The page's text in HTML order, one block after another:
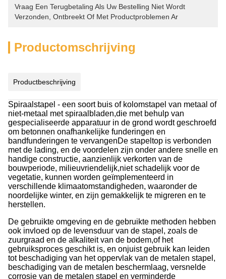
Vraag Een Terugbetaling Als Uw Bestelling Niet Wordt
Verzonden, Ontbreekt Of Met Productproblemen Ar
Productomschrijving
Productbeschrijving
Spiraalstapel - een soort buis of kolomstapel van metaal of
niet-metaal met spiraalbladen,die met behulp van
gespecialiseerde apparatuur in de grond wordt geschroefd
om betonnen onafhankelijke funderingen en
bandfunderingen te vervangenDe stapeltop is verbonden
met de lading, en de voordelen zijn onder andere snelle en
handige constructie, aanzienlijk verkorten van de
bouwperiode, milieuvriendelijk,niet schadelijk voor de
vegetatie, kunnen worden geïmplementeerd in
verschillende klimaatomstandigheden, waaronder de
noordelijke winter, en zijn gemakkelijk te migreren en te
herstellen.
De gebruikte omgeving en de gebruikte methoden hebben
ook invloed op de levensduur van de stapel, zoals de
zuurgraad en de alkaliteit van de bodem,of het
gebruiksproces geschikt is, en onjuist gebruik kan leiden
tot beschadiging van het oppervlak van de metalen stapel,
beschadiging van de metalen beschermlaag, versnelde
corrosie van de metalen stapel en verminderde